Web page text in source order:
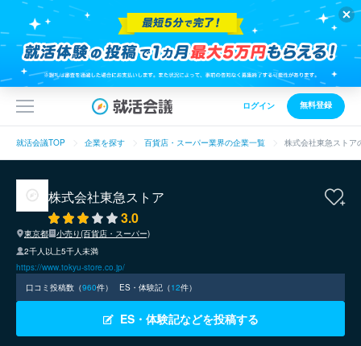
ログイン 無料登録
就活会議TOP 企業を探す 百貨店・スーパー業界の企業一覧 株式会社東急ストア
株式会社東急ストア
3.0
東京都
小売り(百貨店・スーパー)
2千人以上5千人未満
https://www.tokyu-store.co.jp/
口コミ投稿数（960件） ES・体験記（12件）
ES・体験記などを投稿する